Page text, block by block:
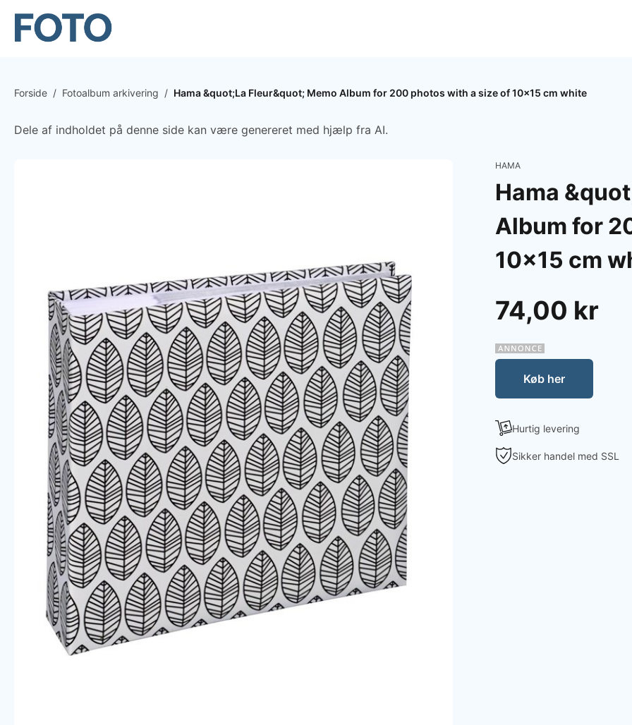
Forside / Fotoalbum arkivering / Hama &quot;La Fleur&quot; Memo Album for 200 photos with a size of 10x15 cm white
Dele af indholdet på denne side kan være genereret med hjælp fra AI.
HAMA
Hama
Album for
10x15 cm
74,00 kr
Køb her
Hurtig levering
Sikker handel med SSL